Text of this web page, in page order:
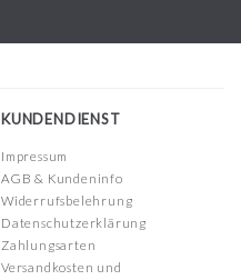
KUNDENDIENST
Impressum
AGB & Kundeninfo
Widerrufsbelehrung
Datenschutzerklärung
Zahlungsarten
Versandkosten und